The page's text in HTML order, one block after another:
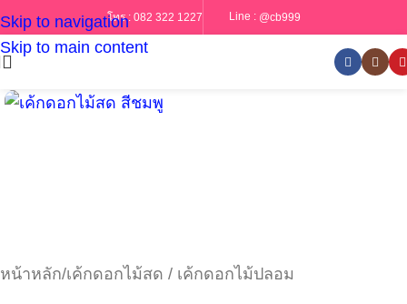
Skip to navigation
Skip to main content
โทร : 082 322 1227 Line : @cb999
หน้าหลัก/เค้กดอกไม้สด / เค้กดอกไม้ปลอม